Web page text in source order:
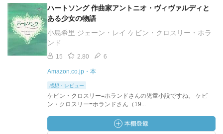
ハートソング 作曲家アントニオ・ヴィヴァルディと
ある少女の物語
小島希里 ジェーン・レイ ケビン・クロスリー・ホラ
ンド
15 2.80 6
Amazon.co.jp・本
感想・レビュー
ケビン・クロスリー=ホランドさんの児童小説ですね。 ケビ
ン・クロスリー=ホランドさん（19...